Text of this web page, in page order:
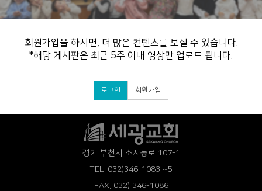
회원가입을 하시면, 더 많은 컨텐츠를 보실 수 있습니다.
*해당 게시판은 최근 5주 이내 영상만 업로드 됩니다.
로그인 회원가입
경기 부천시 소사동로 107-1
TEL. 032)346-1083 ~5
FAX. 032) 346-1086